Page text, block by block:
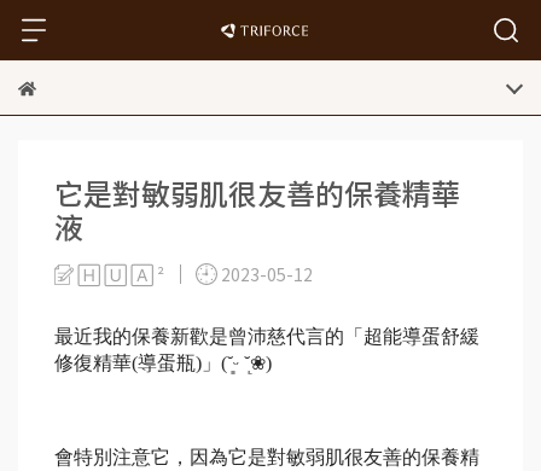
它是對敏弱肌很友善的保養精華
液
🄷 🅄 🄰 ² 2023-05-12
最近我的保養新歡是曾沛慈代言的「超能導蛋舒緩
修復精華(導蛋瓶) 」 (˘͈ᵕ ˘͈❀)
會特別注意它，因為它是對敏弱肌很友善的保養精